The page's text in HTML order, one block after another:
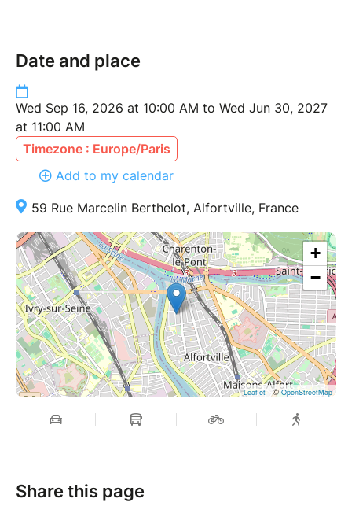
Date and place
Wed Sep 16, 2026 at 10:00 AM to Wed Jun 30, 2027
at 11:00 AM
Timezone : Europe/Paris
Add to my calendar
59 Rue Marcelin Berthelot, Alfortville, France
+
−
Leaflet| ©OpenStreetMap
Share this page